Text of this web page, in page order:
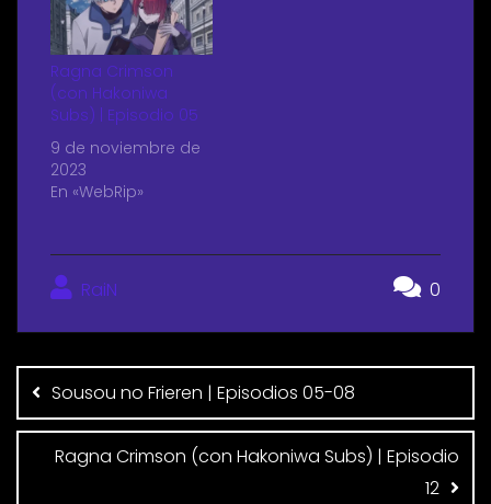
Ragna Crimson
(con Hakoniwa
Subs) | Episodio 05
9 de noviembre de
2023
En «WebRip»
RaiN 0
Sousou no Frieren | Episodios 05-08
Ragna Crimson (con Hakoniwa Subs) | Episodio
12